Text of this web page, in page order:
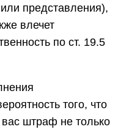
представления),
влечет
по ст. 19.5
того, что
штраф не только